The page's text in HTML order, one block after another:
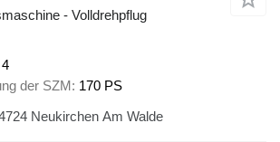
- Volldrehpflug
4
der SZM 170 PS
Neukirchen Am Walde